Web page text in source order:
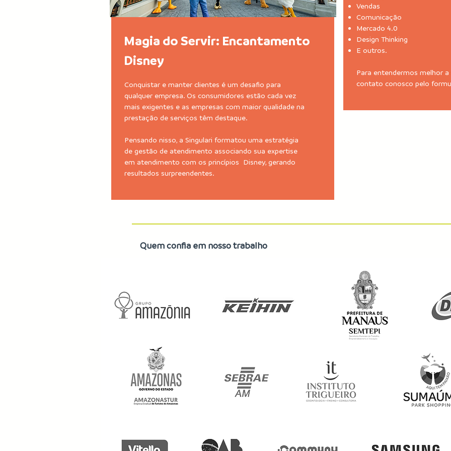
Magia do Servir: Encantamento
Disney
Conquistar e manter clientes é um desafio para
qualquer empresa. Os consumidores estão cada vez
mais exigentes e as empresas com maior qualidade na
prestação de serviços têm destaque.
Pensando nisso, a Singulari formatou uma estratégia
de gestão de atendimento associando sua expertise
em atendimento com os princípios Disney, gerando
resultados surpreendentes.
Vendas
Comunicação
Mercado 4.0
Design Thinking
E outros.
Para entendermos melhor
contato conosco pelo
Quem confia em nosso trabalho